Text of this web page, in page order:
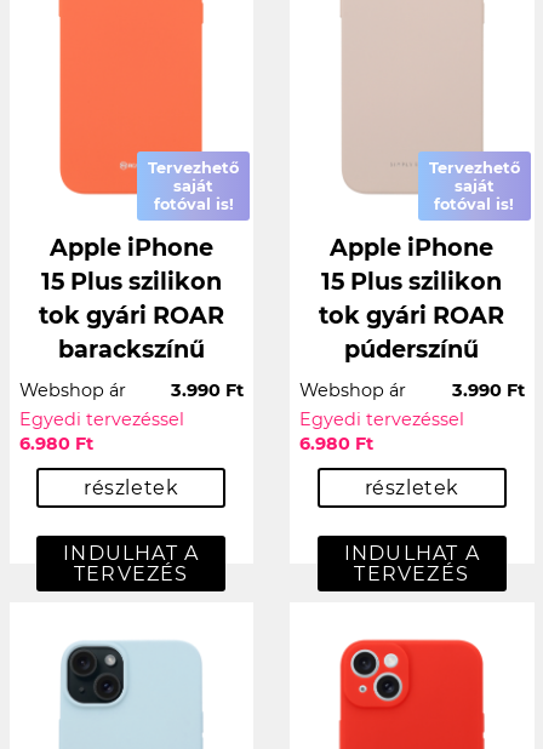
Tervezhető
saját
fotóval is!
Apple iPhone
15 Plus szilikon
tok gyári ROAR
barackszínű
Webshop ár
3.990 Ft
Egyedi tervezéssel
6.980 Ft
részletek
INDULHAT A
TERVEZÉS
Tervezhető
saját
fotóval is!
Apple iPhone
15 Plus szilikon
tok gyári ROAR
púderszínű
Webshop ár
3.990 Ft
Egyedi tervezéssel
6.980 Ft
részletek
INDULHAT A
TERVEZÉS